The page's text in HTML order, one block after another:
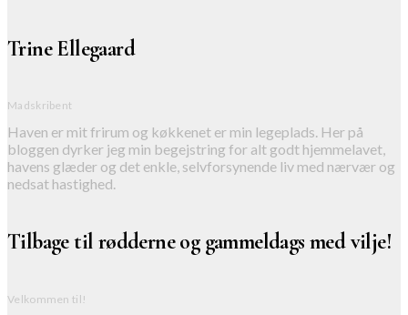
Trine Ellegaard
Madskribent
Haven er mit frirum og køkkenet er min legeplads. Her på
bloggen dyrker jeg min begejstring for alt godt hjemmelavet,
havens glæder og det enkle, selvforsynende liv med nærvær og
nedsat hastighed.
Tilbage til rødderne og gammeldags med vilje!
Velkommen til!